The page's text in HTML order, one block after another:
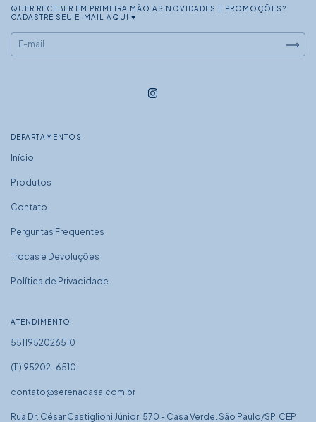
QUER RECEBER EM PRIMEIRA MÃO AS NOVIDADES E PROMOÇÕES?
CADASTRE SEU E-MAIL AQUI ♥
DEPARTAMENTOS
Início
Produtos
Contato
Perguntas Frequentes
Trocas e Devoluções
Política de Privacidade
ATENDIMENTO
5511952026510
(11) 95202-6510
contato@serenacasa.com.br
Rua Dr. César Castiglioni Júnior, 570 - Casa Verde. São Paulo/SP. CEP